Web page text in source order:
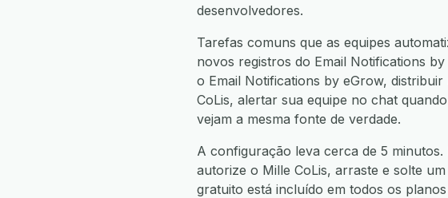
desenvolvedores.
Tarefas comuns que as equipes
novos registros do Email Notifications
o Email Notifications by eGrow,
CoLis, alertar sua equipe no chat
vejam a mesma fonte de verdade.
A configuração leva cerca de 5
autorize o Mille CoLis, arraste e solte
gratuito está incluído em todos os